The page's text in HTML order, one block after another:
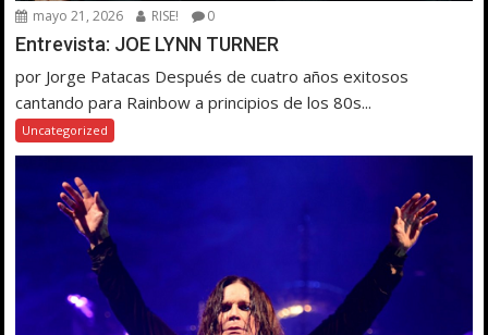
mayo 21, 2026 RISE! 0
Entrevista: JOE LYNN TURNER
por Jorge Patacas Después de cuatro años exitosos
cantando para Rainbow a principios de los 80s...
Uncategorized